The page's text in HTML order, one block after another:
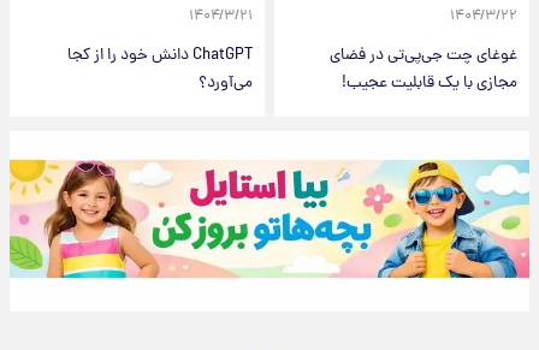
۱۴۰۴/۳/۲۲
غوغای چت جی‌پی‌تی در فضای
مجازی با یک قابلیت عجیب!
۱۴۰۴/۳/۲۱
ChatGPT دانش خود را از کجا
می‌آورد؟